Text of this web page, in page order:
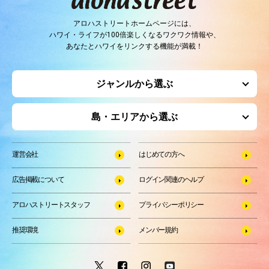
アロハストリートホームページには、
ハワイ・ライフが100倍楽しくなるワクワク情報や、
あなたとハワイをリンクする機能が満載！
ジャンルから選ぶ
島・エリアから選ぶ
運営会社 はじめての方へ
広告掲載について ログイン関連のヘルプ
アロハストリートスタッフ プライバシーポリシー
推奨環境 メンバー規約